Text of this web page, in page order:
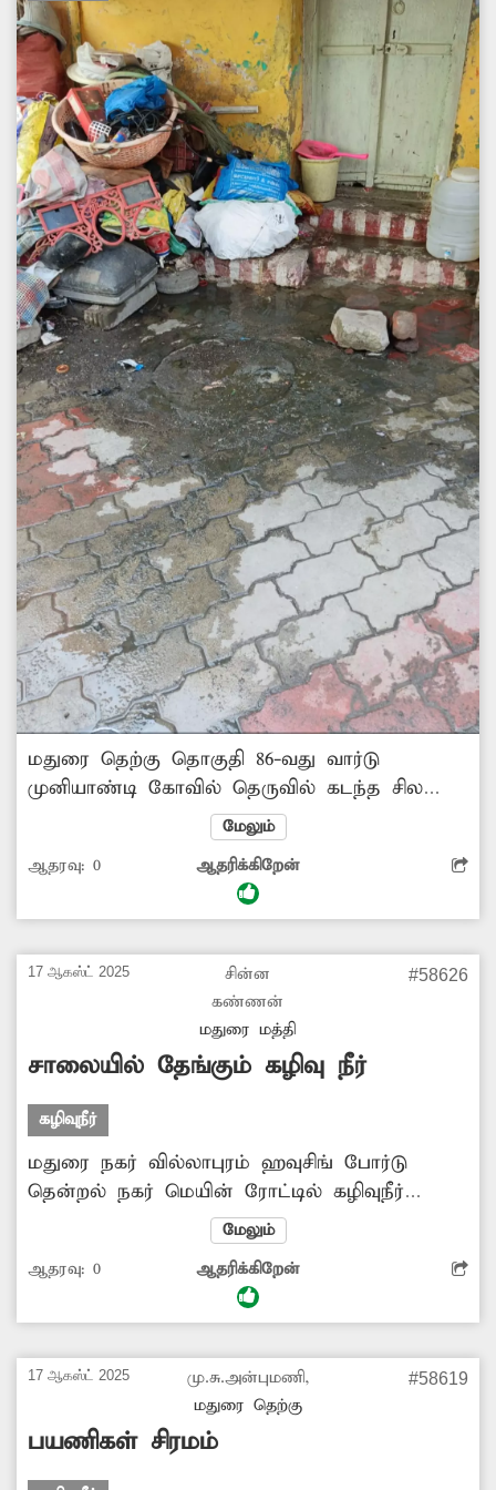
மதுரை தெற்கு தொகுதி 86-வது வார்டு
முனியாண்டி கோவில் தெருவில் கடந்த சில
நாட்களாக பாதாள சாக்கடையில் அடைப்பு
ஏற்பட்டு அப்பகுதி குடியிருப்பு பகுதிகளில்
கழிவுநீர் தேங்கி சுகாதார சீர்கேட்டை ஏற்படுத்தி
வருகின்றது. இதில் எழும் துர்நாற்றத்தால்
ஓட்டிகள் மிகவும் சிரமமடைகின்றனர். எனவே
அதிகாரிகள் பாதாள சாக்கடை அடைப்பை சரி
செய்ய நடவடிக்கை எடுப்பார்களா?
மேலும்
ஆதரவு: 0 ஆதரிக்கிறேன்
17 ஆகஸ்ட் 2025
சின்ன
கண்ணன்
மதுரை மத்தி
#58626
சாலையில் தேங்கும் கழிவு நீர்
கழிவுநீர்
மதுரை நகர் வில்லாபுரம் ஹவுசிங் போர்டு
தென்றல் நகர் மெயின் ரோட்டில் கழிவுநீர்
அதிகளவில் தேங்கி நிற்கிறது. இதனால்
துர்நாற்றம் வீசுவதுடன் அதிலிருந்து அளவுக்கு
அதிகமான கொசுக்கள் உற்பத்தி ஆகிறது.
அப்பகுதி மக்களுக்கு சுகாதார சீர்கேடு
உள்ளது. மக்களின் நலன்கருதி சாலையில்
தேங்கி கிடக்கும் கழிவு நீரை அகற்றவும்,
மேலும் தேங்காமல் இருக்க வழிவகை
செய்யவும் அதிகாரிகள் நடவடிக்கை
எடுப்பார்களா?
மேலும்
ஆதரவு: 0 ஆதரிக்கிறேன்
17 ஆகஸ்ட் 2025
மு.சு.அன்புமணி,
மதுரை தெற்கு
#58619
பயணிகள் சிரமம்